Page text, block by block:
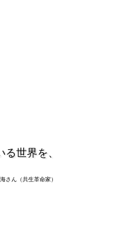
る世界を、
さん（共生革命家）